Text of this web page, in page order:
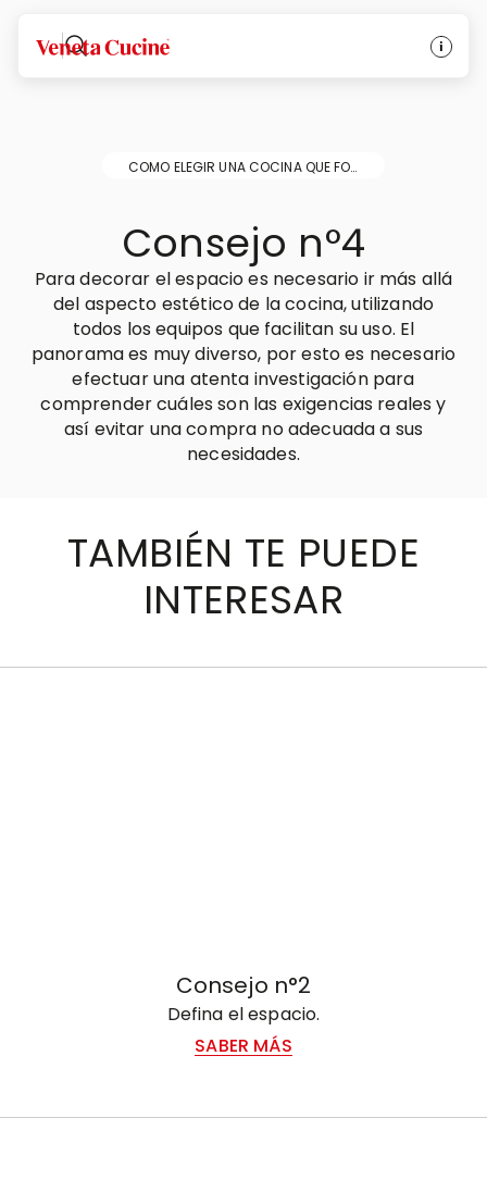
Veneta Cucine
COMO ELEGIR UNA COCINA QUE FORME PARTE DE SU PROYECTO DE VITA
Consejo n°4
Para decorar el espacio es necesario ir más allá
del aspecto estético de la cocina, utilizando
todos los equipos que facilitan su uso. El
panorama es muy diverso, por esto es necesario
efectuar una atenta investigación para
comprender cuáles son las exigencias reales y
así evitar una compra no adecuada a sus
necesidades.
TAMBIÉN TE PUEDE
INTERESAR
Consejo n°2
Defina el espacio.
SABER MÁS